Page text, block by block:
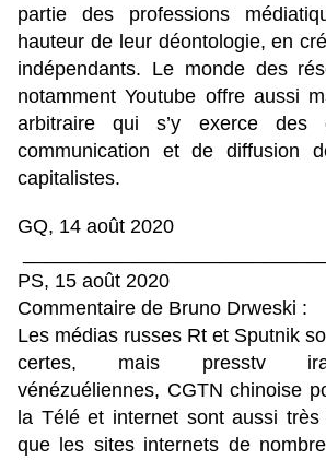
partie des professions
hauteur de leur déontologie, en
indépendants. Le monde des
notamment Youtube offre aussi
arbitraire qui s’y exerce des
communication et de diffusion
capitalistes.
GQ, 14 août 2020
PS, 15 août 2020
Commentaire de Bruno Drweski :
Les médias russes Rt et Sputnik
certes, mais presstv
vénézuéliennes, CGTN chinoise
la Télé et internet sont aussi très
que les sites internets de